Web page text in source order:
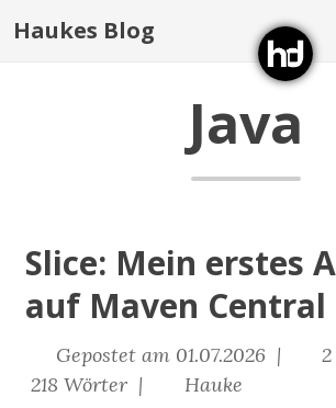
Haukes Blog
Java
Slice: Mein erstes
auf Maven Central
Gepostet am 01.07.2026 |
218 Wörter |
Hauke